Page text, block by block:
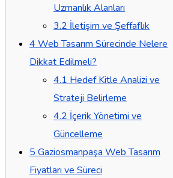
Uzmanlık Alanları
3.2 İletişim ve Şeffaflık
4 Web Tasarım Sürecinde Nelere
Dikkat Edilmeli?
4.1 Hedef Kitle Analizi ve
Strateji Belirleme
4.2 İçerik Yönetimi ve
Güncelleme
5 Gaziosmanpaşa Web Tasarım
Fiyatları ve Süreci